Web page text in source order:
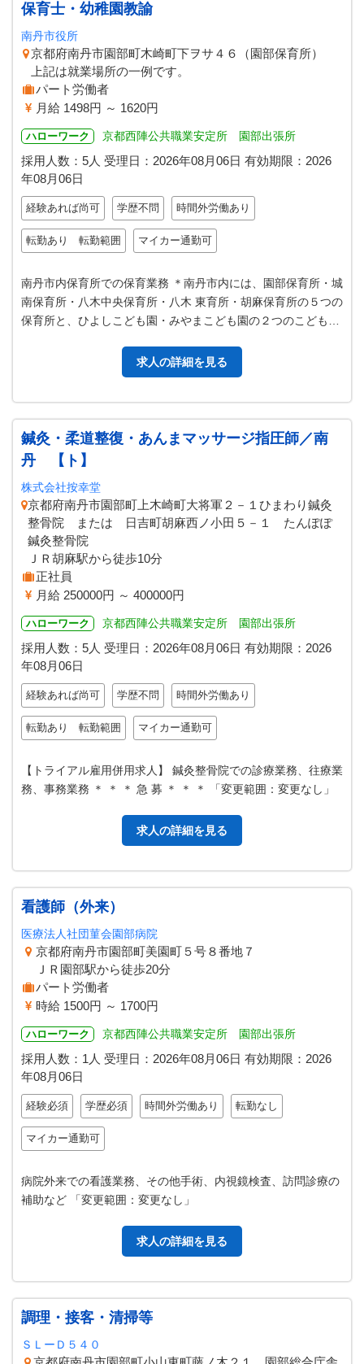
保育士・幼稚園教諭
南丹市役所
京都府南丹市園部町木崎町下ヲサ４６（園部保育所）
上記は就業場所の一例です。
パート労働者
月給 1498円 ～ 1620円
ハローワーク 京都西陣公共職業安定所 園部出張所
採用人数：5人 受理日： 2026年08月06日 有効期限： 2026
年08月06日
経験あれば尚可 学歴不問 時間外労働あり
転勤あり 転勤範囲 マイカー通勤可
南丹市内保育所での保育業務 ＊南丹市内には、園部保育所・城
南保育所・八木中央保育所・八木 東育所・胡麻保育所の５つの
保育所と、ひよしこども園・みやまこども園の２つのこども園
求人の詳細を見る
鍼灸・柔道整復・あんまマッサージ指圧師／南
丹 【ト】
株式会社按幸堂
京都府南丹市園部町上木崎町大将軍２－１ひまわり鍼灸
整骨院 または 日吉町胡麻西ノ小田５－１ たんぽぽ
鍼灸整骨院
ＪＲ胡麻駅から徒歩10分
正社員
月給 250000円 ～ 400000円
ハローワーク 京都西陣公共職業安定所 園部出張所
採用人数：5人 受理日： 2026年08月06日 有効期限： 2026
年08月06日
経験あれば尚可 学歴不問 時間外労働あり
転勤あり 転勤範囲 マイカー通勤可
【トライアル雇用併用求人】 鍼灸整骨院での診療業務、往療業
務、事務業務 ＊ ＊ ＊ 急 募 ＊ ＊ ＊ 「変更範囲：変更なし」
求人の詳細を見る
看護師（外来）
医療法人社団菫会園部病院
京都府南丹市園部町美園町５号８番地７
ＪＲ園部駅から徒歩20分
パート労働者
時給 1500円 ～ 1700円
ハローワーク 京都西陣公共職業安定所 園部出張所
採用人数：1人 受理日： 2026年08月06日 有効期限： 2026
年08月06日
経験必須 学歴必須 時間外労働あり 転勤なし
マイカー通勤可
病院外来での看護業務、その他手術、内視鏡検査、訪問診療の
補助など 「変更範囲：変更なし」
求人の詳細を見る
調理・接客・清掃等
ＳＬーＤ５４０